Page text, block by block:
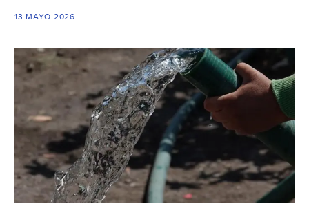
Sheinbaum
la
Conagua
investigan
vínculos
entre
el
13 MAYO 2026